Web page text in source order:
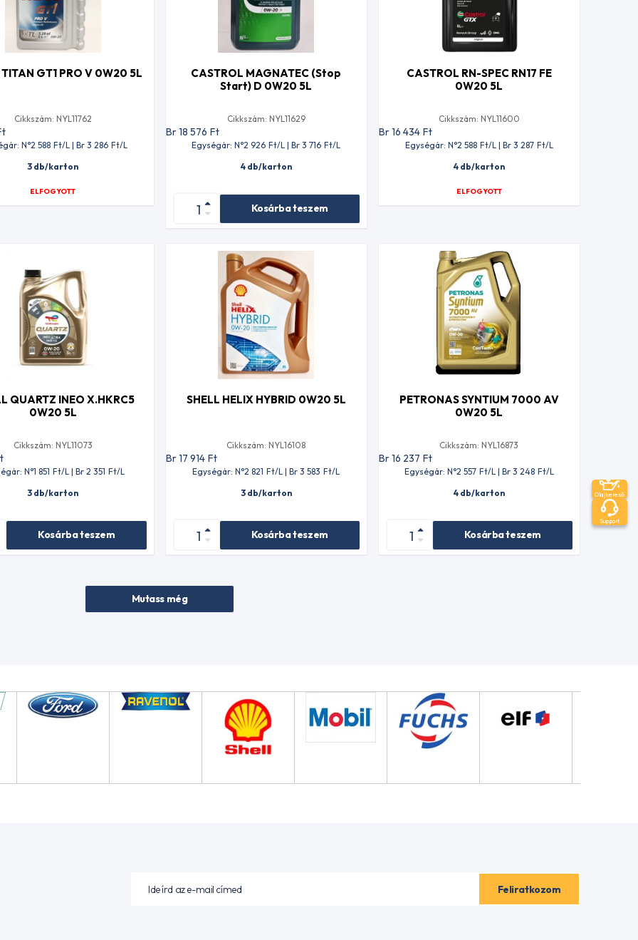
TITAN GT1 PRO V 0W20 5L
Cikkszám: NYL11762
N°2 588 Ft/L | Br 3 286 Ft/L
3 db/karton
ELFOGYOTT
CASTROL MAGNATEC (Stop
Start) D 0W20 5L
Cikkszám: NYL11629
Br 18 576 Ft
Egységár: N°2 926 Ft/L | Br 3 716 Ft/L
4 db/karton
Kosárba teszem
CASTROL RN-SPEC RN17 FE
0W20 5L
Cikkszám: NYL11600
Br 16 434 Ft
Egységár: N°2 588 Ft/L | Br 3 287 Ft/L
4 db/karton
ELFOGYOTT
QUARTZ INEO X.HKRC5
0W20 5L
Cikkszám: NYL11073
N°1 851 Ft/L | Br 2 351 Ft/L
3 db/karton
Kosárba teszem
SHELL HELIX HYBRID 0W20 5L
Cikkszám: NYL16108
Br 17 914 Ft
Egységár: N°2 821 Ft/L | Br 3 583 Ft/L
3 db/karton
Kosárba teszem
PETRONAS SYNTIUM 7000 AV
0W20 5L
Cikkszám: NYL16873
Br 16 237 Ft
Egységár: N°2 557 Ft/L | Br 3 248 Ft/L
4 db/karton
Kosárba teszem
Mutass még
Olajkereső
Support